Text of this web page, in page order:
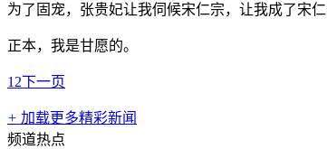
为了固宠，张贵妃让我伺候宋仁宗，让我成了宋仁
正本，我是甘愿的。
1 2下一页
+ 加载更多精彩新闻
频道热点